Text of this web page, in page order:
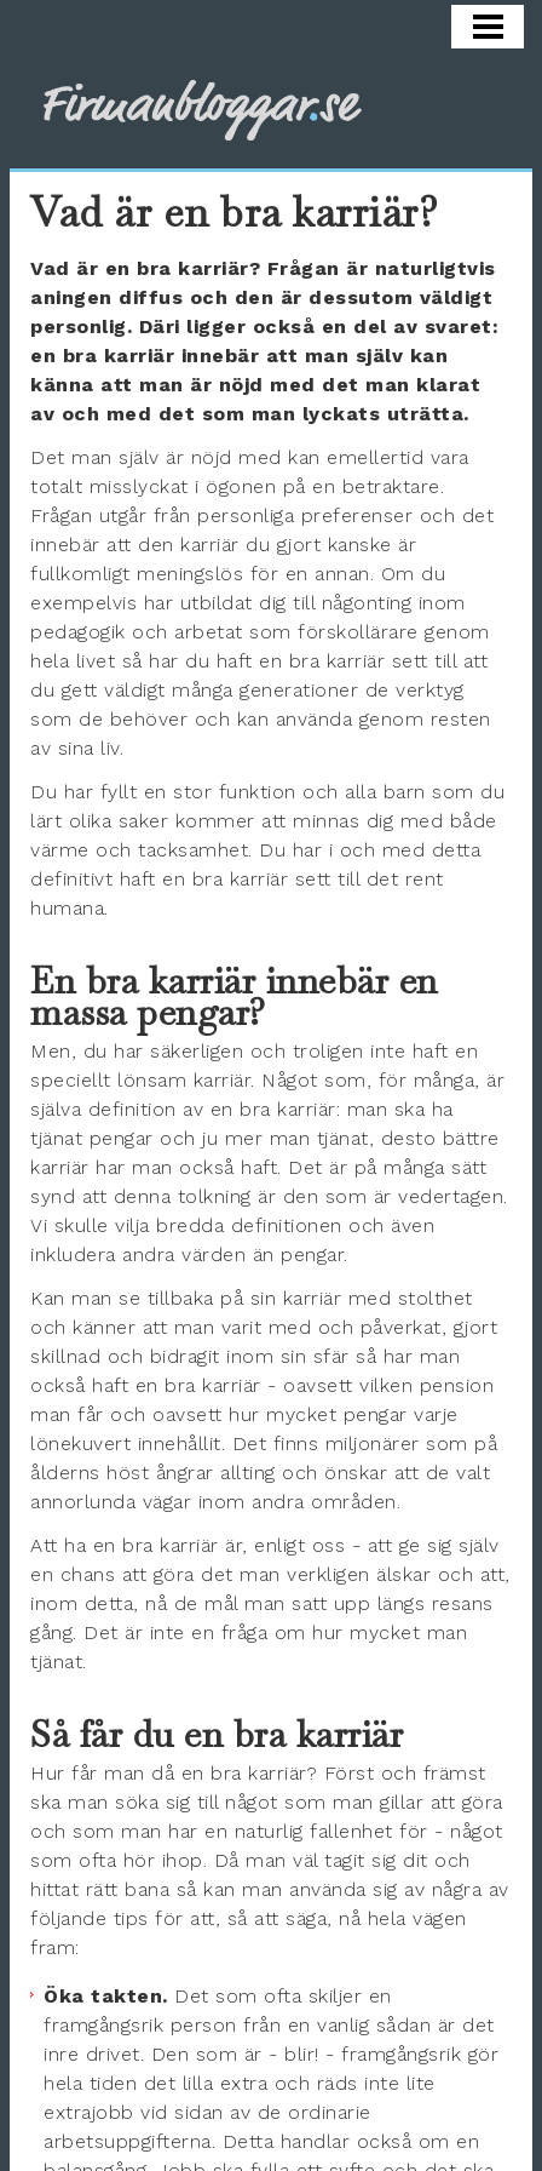
HÄLSA
KARRIÄR
REKRYTERA
SÄLJA
OM BLOGGEN
Vad är en bra karriär?
Vad är en bra karriär? Frågan är naturligtvis
aningen diffus och den är dessutom väldigt
personlig. Däri ligger också en del av svaret:
en bra karriär innebär att man själv kan
känna att man är nöjd med det man klarat
av och med det som man lyckats uträtta.
Det man själv är nöjd med kan emellertid vara
totalt misslyckat i ögonen på en betraktare.
Frågan utgår från personliga preferenser och det
innebär att den karriär du gjort kanske är
fullkomligt meningslös för en annan. Om du
exempelvis har utbildat dig till någonting inom
pedagogik och arbetat som förskollärare genom
hela livet så har du haft en bra karriär sett till att
du gett väldigt många generationer de verktyg
som de behöver och kan använda genom resten
av sina liv.
Du har fyllt en stor funktion och alla barn som du
lärt olika saker kommer att minnas dig med både
värme och tacksamhet. Du har i och med detta
definitivt haft en bra karriär sett till det rent
humana.
En bra karriär innebär en
massa pengar?
Men, du har säkerligen och troligen inte haft en
speciellt lönsam karriär. Något som, för många, är
själva definition av en bra karriär: man ska ha
tjänat pengar och ju mer man tjänat, desto bättre
karriär har man också haft. Det är på många sätt
synd att denna tolkning är den som är vedertagen.
Vi skulle vilja bredda definitionen och även
inkludera andra värden än pengar.
Kan man se tillbaka på sin karriär med stolthet
och känner att man varit med och påverkat, gjort
skillnad och bidragit inom sin sfär så har man
också haft en bra karriär - oavsett vilken pension
man får och oavsett hur mycket pengar varje
lönekuvert innehållit. Det finns miljonärer som på
ålderns höst ångrar allting och önskar att de valt
annorlunda vägar inom andra områden.
Att ha en bra karriär är, enligt oss - att ge sig själv
en chans att göra det man verkligen älskar och att,
inom detta, nå de mål man satt upp längs resans
gång. Det är inte en fråga om hur mycket man
tjänat.
Så får du en bra karriär
Hur får man då en bra karriär? Först och främst
ska man söka sig till något som man gillar att göra
och som man har en naturlig fallenhet för - något
som ofta hör ihop. Då man väl tagit sig dit och
hittat rätt bana så kan man använda sig av några av
följande tips för att, så att säga, nå hela vägen
fram:
Öka takten. Det som ofta skiljer en
framgångsrik person från en vanlig sådan är det
inre drivet. Den som är - blir! - framgångsrik gör
hela tiden det lilla extra och räds inte lite
extrajobb vid sidan av de ordinarie
arbetsuppgifterna. Detta handlar också om en